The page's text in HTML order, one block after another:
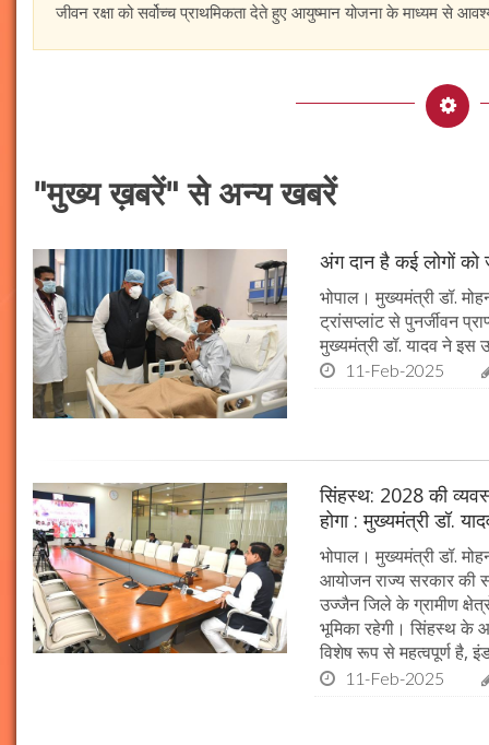
जीवन रक्षा को सर्वोच्च प्राथमिकता देते हुए आयुष्मान योजना के माध्यम से
"मुख्य ख़बरें" से अन्य खबरें
अंग दान है कई लोगों को
भोपाल। मुख्यमंत्री डॉ.
ट्रांसप्लांट से पुनर्जीवन
मुख्यमंत्री डॉ. यादव ने इस
11-Feb-2025
सिंहस्थ: 2028 की
होगा : मुख्यमंत्री डॉ.
भोपाल। मुख्यमंत्री डॉ.
आयोजन राज्य सरकार की
उज्जैन जिले के ग्रामीण
भूमिका रहेगी। सिंहस्थ के
विशेष रूप से महत्वपूर्ण है,
11-Feb-2025